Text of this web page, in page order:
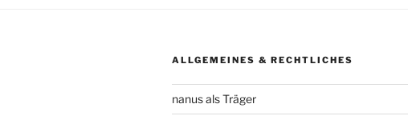
ALLGEMEINES & RECHTLICHES
nanus als Träger